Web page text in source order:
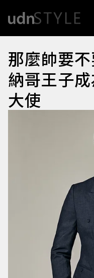
那麼帥要
納哥王子
大使